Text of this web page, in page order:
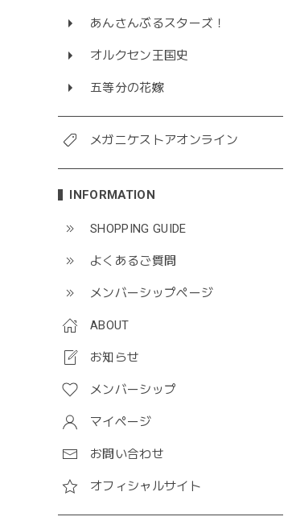
あんさんぶるスターズ！
オルクセン王国史
五等分の花嫁
メガニケストアオンライン
INFORMATION
SHOPPING GUIDE
よくあるご質問
メンバーシップページ
ABOUT
お知らせ
メンバーシップ
マイページ
お問い合わせ
オフィシャルサイト